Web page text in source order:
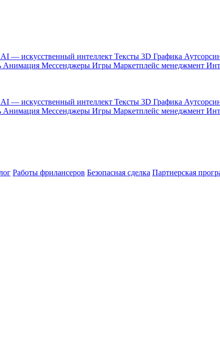
AI — искусственный интеллект Тексты 3D Графика
Анимация Мессенджеры Игры Маркетплейс менеджмент
AI — искусственный интеллект Тексты 3D Графика
Анимация Мессенджеры Игры Маркетплейс менеджмент
Работы фрилансеров Безопасная сделка Партнерская